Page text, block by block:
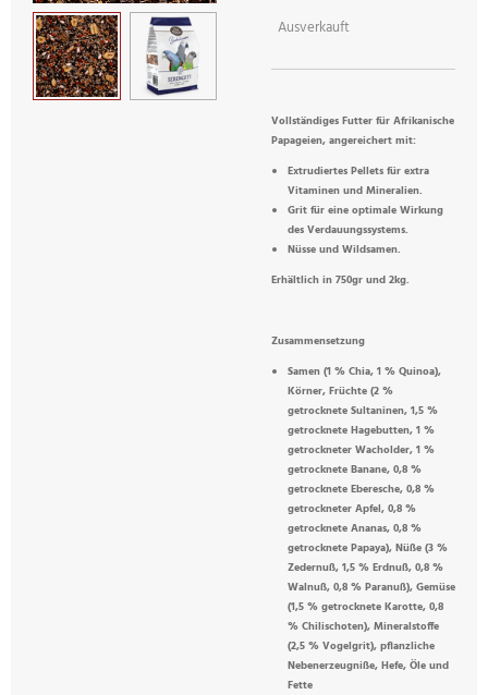
Ausverkauft
Vollständiges Futter für Afrikanische
Papageien, angereichert mit:
Extrudiertes Pellets für extra
Vitaminen und Mineralien.
Grit für eine optimale Wirkung
des Verdauungssystems.
Nüsse und Wildsamen.
Erhältlich in 750gr und 2kg.
Zusammensetzung
Samen(1 % Chia, 1 % Quinoa),
Körner, Früchte (2 %
getrocknete Sultaninen, 1,5 %
getrocknete Hagebutten, 1 %
getrockneter Wacholder, 1 %
getrocknete Banane, 0,8 %
getrocknete Eberesche, 0,8 %
getrockneter Apfel, 0,8 %
getrocknete Ananas, 0,8 %
getrocknete Papaya), Nüße (3 %
Zedernuß, 1,5 % Erdnuß, 0,8 %
Walnuß, 0,8 % Paranuß), Gemüse
(1,5 % getrocknete Karotte, 0,8
% Chilischoten), Mineralstoffe
(2,5 % Vogelgrit), pflanzliche
Nebenerzeugniße, Hefe, Öle und
Fette